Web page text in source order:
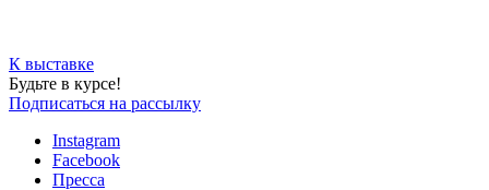
К выставке
Будьте в курсе!
Подписаться на рассылку
Instagram
Facebook
Пресса